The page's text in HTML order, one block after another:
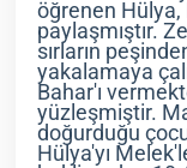
öğrenen
paylaşmıştır.
sırların
yakalamaya
Bahar'ı
yüzleşmiştir.
doğurduğu
Hülya'yı